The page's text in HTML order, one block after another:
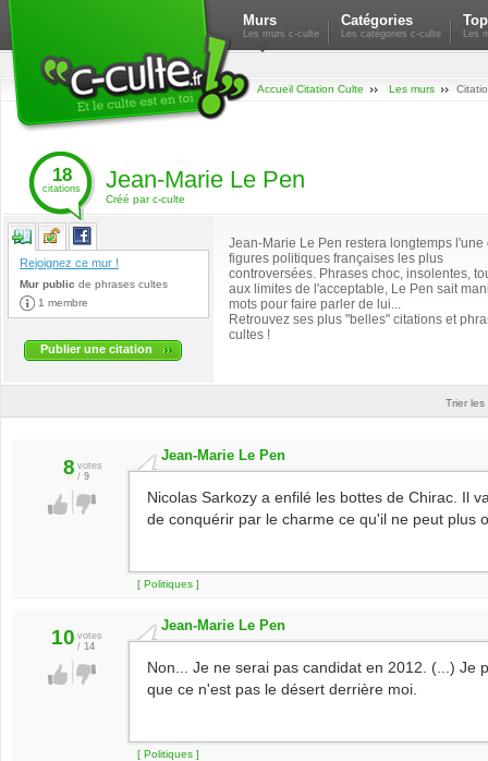
Murs
Les murs c-culte
Catégories
Les catégories c-culte Les
Accueil Citation Culte Les murs
18
citations Jean-Marie Le Pen
Créé par c-culte
Rejoignez ce mur !
Mur public de phrases cultes
1 membre
Publier une citation
Jean-Marie Le Pen restera longtemps l'une
figures politiques françaises les plus
controversées. Phrases choc, insolentes,
aux limites de l'acceptable, Le Pen sait
mots pour faire parler de lui...
Retrouvez ses plus "belles" citations et
cultes !
Trier
8 votes
/ 9
Jean-Marie Le Pen
Nicolas Sarkozy a enfilé les bottes de Chirac. Il
de conquérir par le charme ce qu'il ne peut plus
[ Politiques ]
10 votes
/ 14
Jean-Marie Le Pen
Non... Je ne serai pas candidat en 2012. (...) Je
que ce n'est pas le désert derrière moi.
[ Politiques ]